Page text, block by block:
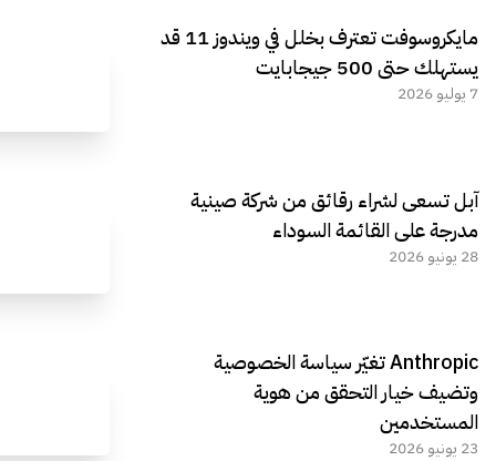
مايكروسوفت تعترف بخلل في ويندوز 11 قد
يستهلك حتى 500 جيجابايت
7 يوليو 2026
آبل تسعى لشراء رقائق من شركة صينية
مدرجة على القائمة السوداء
28 يونيو 2026
Anthropic تغيّر سياسة الخصوصية
وتضيف خيار التحقق من هوية
المستخدمين
23 يونيو 2026